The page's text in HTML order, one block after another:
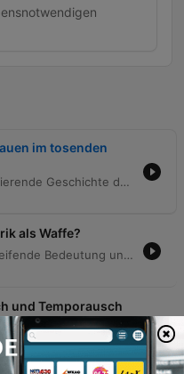
im tosenden
Diese Episode beleuchtet die faszinierende Geschichte des Leuchtturmbaus, beginnend mit dem tragischen Untergang der Constant am Eddystone-Riff im Jahr 1695. Der Bericht verfolgt den mutigen Versuch von Henry Winstanley, einen Turm mitten im Meer zu errichten, und führt über die technologischen Innovationen wie die Fresnel-Linse bis hin zur bedeutenden schottischen Ingenieursdynastie der Familie Stevenson. Die Erzählung verbindet technische Meilensteine des 18. und 19. Jahrhunderts mit den literarischen Einflüssen auf Robert Louis Stevenson und beschreibt den globalen Einfluss dieser Bauwerke auf die maritime Sicherheit und den Welthandel während der industriellen Revolution.
als Waffe?
Diese Episode untersucht die tiefgreifende Bedeutung und die gefährliche Dynamik der apokalyptischen Rhetorik in der modernen Welt. Von historischen Ereignissen wie dem 11. September und der Fukushima-Katastrophe bis hin zur Corona-Pandemie und der Klimakrise wird analysiert, wie Endzeitszenarien als machtvolle Kommunikationsmittel eingesetzt werden. Der Beitrag beleuchtet den Übergang von der antiken, religiösen Apokalyptik, die auf ein göttliches Happy End hoffte, zur säkularen, weltlichen Apokalypse, die oft ohne Erlösung auskommt und zur politischen Mobilisierung sowie zur Schaffung von Feindbildern genutzt wird. Die Analyse umfasst verschiedene politische Bewegungen, darunter den Kommunismus, den Nationalsozialismus sowie moderne rechtspopulistische Strömungen. Experten wie der Religionswissenschaftler Alexander Kenneth Nagel und der Soziologe Felix Schilk erläutern die psychologischen Funktionen dieser Erzählungen – von Trost für Verfolgte bis hin zur gefährlichen Instrumentalisierung für Machtansprüche durch die Konstruktion eines „bösen Feindes“.
und Temporausch
Diese Episode von Radio Wissen untersucht das Phänomen des Fahrradbooms um die Jahrhundertwende 1900 und dessen Bedeutung für den Anbruch der Moderne. Das Fahrrad wird dabei nicht nur als technisches Fortbewegungsmittel, sondern als kultureller Kristallisationspunkt betrachtet, der Themen wie Individualität, Freiheit, soziale Emanzipation und die Transformation des menschlichen Körpers in einer zunehmend mechanisierten Welt verhandelt. Der Bericht beleuchtet die Entwicklung von der frühen Laufmaschine über das Hochrad bis hin zum alltagstauglichen Niederrad. Dabei werden die sozialen Auswirkungen auf das Bürgertum, die Rolle des Radsports als Massenphänomen und die Verbindung zur Lebensreformbewegung sowie zur Emanzipation der Frau analysiert. Auch die ästhetische Inszenierung in der Werbung und Kunst, etwa durch Toulouse-Lautrec, wird thematisiert.